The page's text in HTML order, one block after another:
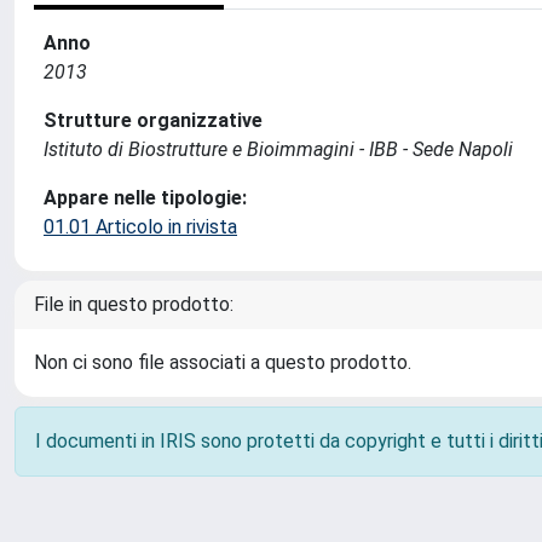
Anno
2013
Strutture organizzative
Istituto di Biostrutture e Bioimmagini - IBB - Sede Napoli
Appare nelle tipologie:
01.01 Articolo in rivista
File in questo prodotto:
Non ci sono file associati a questo prodotto.
I documenti in IRIS sono protetti da copyright e tutti i